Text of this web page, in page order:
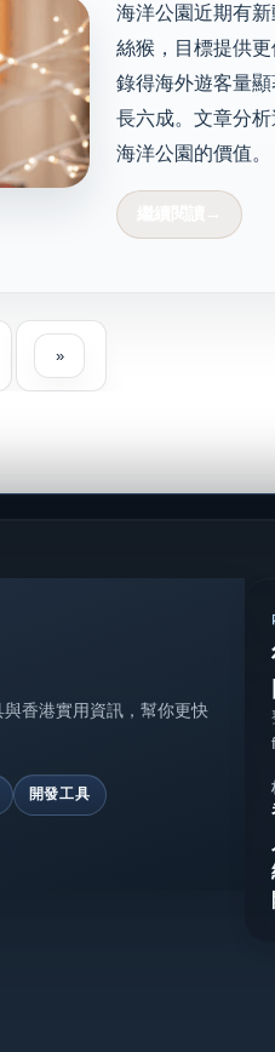
海洋公園近期有
絲猴，目標提供
錄得海外遊客量
長六成。文章分
海洋公園的價值。
»
香港實用資訊，幫你更快
開發工具